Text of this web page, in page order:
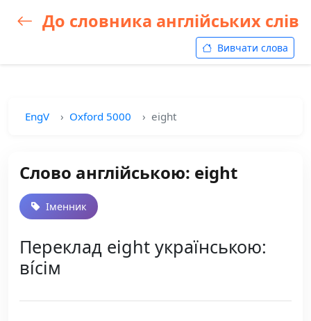
До словника англійських слів
Вивчати слова
EngV Oxford 5000 eight
Слово англійською: eight
Іменник
Переклад eight українською:
ві́сім